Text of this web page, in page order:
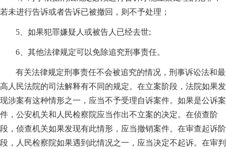
若未进行告诉或者告诉已被撤回，则不予处理；
5、如果犯罪嫌疑人或被告人已经去世;
6、其他法律规定可以免除追究刑事责任。
有关法律规定刑事责任不会被追究的情况，刑事诉讼法和最
高人民法院的司法解释有不同的规定。在立案阶段，法院如果发
现涉案有这种情形之一，应当不予受理自诉案件。如果是公诉案
件，公安机关和人民检察院应当作出不立案的决定。在侦查阶
段，侦查机关如果发现有此情形，应当撤销案件。在审查起诉阶
段，人民检察院如果遇到此情况之一，应当决定不起诉。在审判